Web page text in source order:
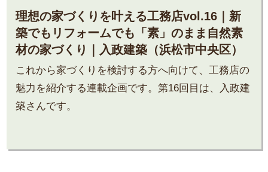
理想の家づくりを叶える工務店vol.16｜新
築でもリフォームでも「素」のまま自然素
材の家づくり｜入政建築（浜松市中央区）
これから家づくりを検討する方へ向けて、工務店の
魅力を紹介する連載企画です。第16回目は、入政建
築さんです。